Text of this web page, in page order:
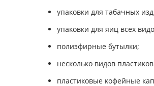
упаковки для табачных
упаковки для яиц всех
полиэфирные бутылки;
несколько видов
пластиковые кофейные